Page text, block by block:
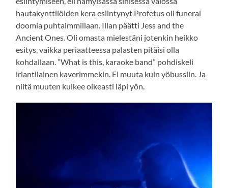
hautakynttilöiden kera esiintynyt Profetus oli funeral
doomia puhtaimmillaan. Illan päätti Jess and the
Ancient Ones. Oli omasta mielestäni jotenkin heikko
esitys, vaikka periaatteessa palasten pitäisi olla
kohdallaan. ”What is this, karaoke band” pohdiskeli
irlantilainen kaverimmekin. Ei muuta kuin yöbussiin. Ja
niitä muuten kulkee oikeasti läpi yön.